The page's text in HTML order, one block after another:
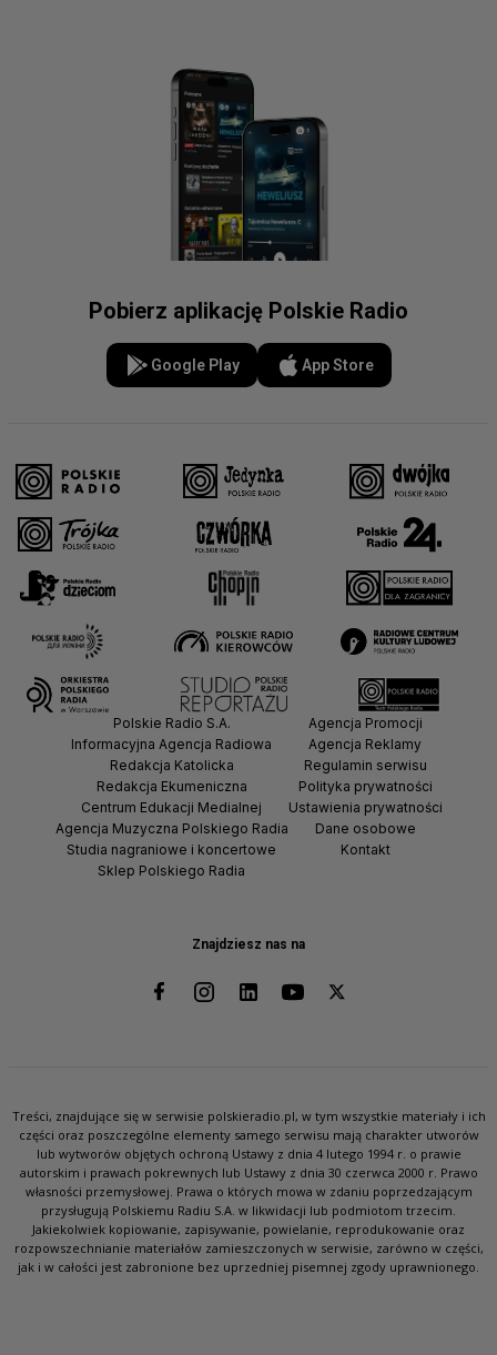
Pobierz aplikację Polskie Radio
Google Play App Store
Znajdziesz nas na
Polskie Radio S.A.
Informacyjna Agencja Radiowa
Redakcja Katolicka
Redakcja Ekumeniczna
Centrum Edukacji Medialnej
Agencja Muzyczna Polskiego Radia
Studia nagraniowe i koncertowe
Sklep Polskiego Radia
Agencja Promocji
Agencja Reklamy
Regulamin serwisu
Polityka prywatności
Ustawienia prywatności
Dane osobowe
Kontakt
Treści, znajdujące się w serwisie polskieradio.pl, w tym wszystkie materiały i ich
części oraz poszczególne elementy samego serwisu mają charakter utworów
lub wytworów objętych ochroną Ustawy z dnia 4 lutego 1994 r. o prawie
autorskim i prawach pokrewnych lub Ustawy z dnia 30 czerwca 2000 r. Prawo
własności przemysłowej. Prawa o których mowa w zdaniu poprzedzającym
przysługują Polskiemu Radiu S.A. w likwidacji lub podmiotom trzecim.
Jakiekolwiek kopiowanie, zapisywanie, powielanie, reprodukowanie oraz
rozpowszechnianie materiałów zamieszczonych w serwisie, zarówno w części,
jak i w całości jest zabronione bez uprzedniej pisemnej zgody uprawnionego.